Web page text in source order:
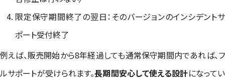
限定保守期間終了の翌日：そのバージョンのインシデントサ
ポート受付終了
例えば、販売開始から8年経過しても通常保守期間内であれば、フ
ルサポートが受けられます。長期間安心して使える設計になってい